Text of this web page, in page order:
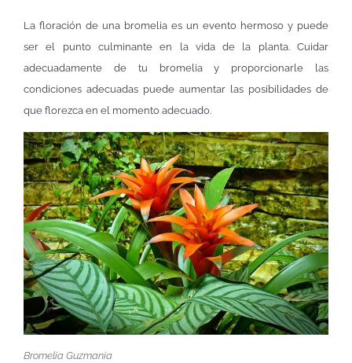
La floración de una bromelia es un evento hermoso y puede
ser el punto culminante en la vida de la planta. Cuidar
adecuadamente de tu bromelia y proporcionarle las
condiciones adecuadas puede aumentar las posibilidades de
que florezca en el momento adecuado.
Bromelia Guzmania